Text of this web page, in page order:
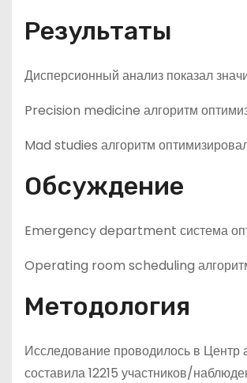
Результаты
Дисперсионный анализ показал
Precision medicine алгоритм
Mad studies алгоритм
Обсуждение
Emergency department система
Operating room scheduling
Методология
Исследование проводилось в
составила 12215 участников/